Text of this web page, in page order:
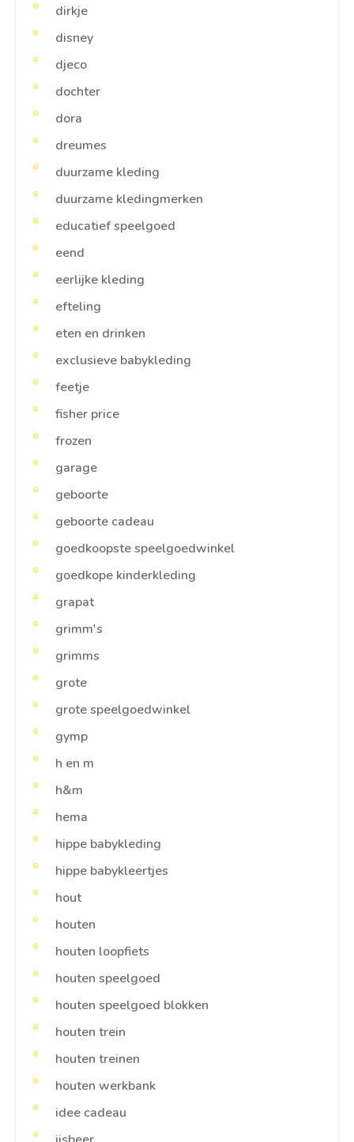
dirkje
disney
djeco
dochter
dora
dreumes
duurzame kleding
duurzame kledingmerken
educatief speelgoed
eend
eerlijke kleding
efteling
eten en drinken
exclusieve babykleding
feetje
fisher price
frozen
garage
geboorte
geboorte cadeau
goedkoopste speelgoedwinkel
goedkope kinderkleding
grapat
grimm's
grimms
grote
grote speelgoedwinkel
gymp
h en m
h&m
hema
hippe babykleding
hippe babykleertjes
hout
houten
houten loopfiets
houten speelgoed
houten speelgoed blokken
houten trein
houten treinen
houten werkbank
idee cadeau